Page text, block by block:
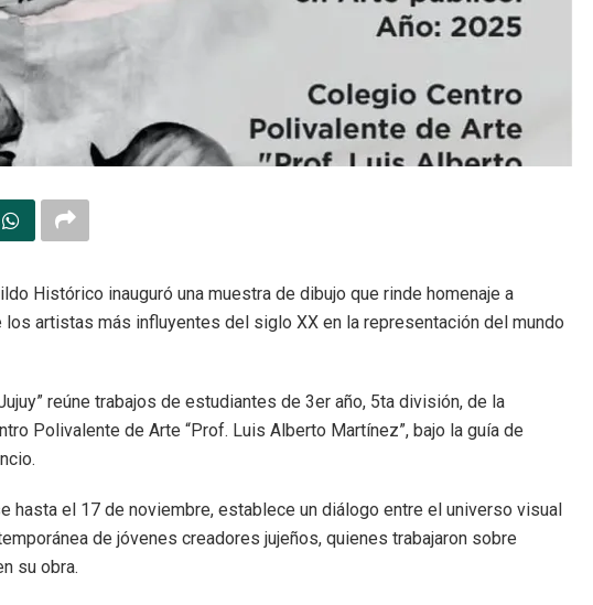
Histórico inauguró una muestra de dibujo que rinde homenaje a
los artistas más influyentes del siglo XX en la representación del mundo
reúne trabajos de estudiantes de 3er año, 5ta división, de la
Polivalente de Arte “Prof. Luis Alberto Martínez”, bajo la guía de
hasta el 17 de noviembre, establece un diálogo entre el universo visual
de jóvenes creadores jujeños, quienes trabajaron sobre
su obra.